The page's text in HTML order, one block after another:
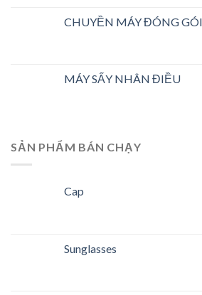
CHUYỀN MÁY ĐÓNG
MÁY SẤY NHÂN ĐIỀU
SẢN PHẨM BÁN CHẠY
Cap
Sunglasses